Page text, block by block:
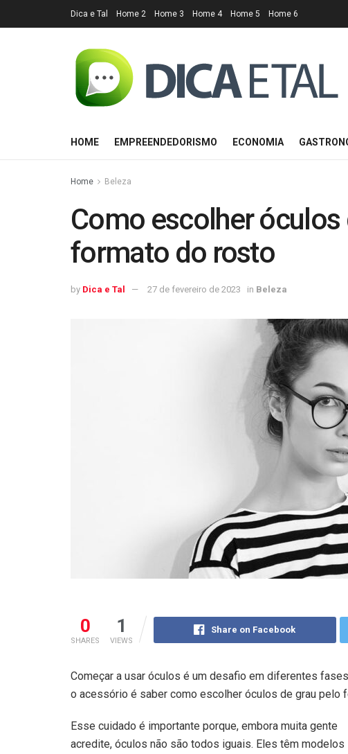
Dica e Tal Home 2 Home 3 Home 4 Home 5 Home 6
HOME EMPREENDEDORISMO ECONOMIA
Home Beleza
Como escolher óculos
formato do rosto
by Dica e Tal 27 de fevereiro de 2023 in Beleza
0
SHARES
1
VIEWS
Share on Facebook
Começar a usar óculos é um desafio em diferentes
o acessório é saber como escolher óculos de grau pelo
Esse cuidado é importante porque, embora muita gente
acredite, óculos não são todos iguais. Eles têm modelos